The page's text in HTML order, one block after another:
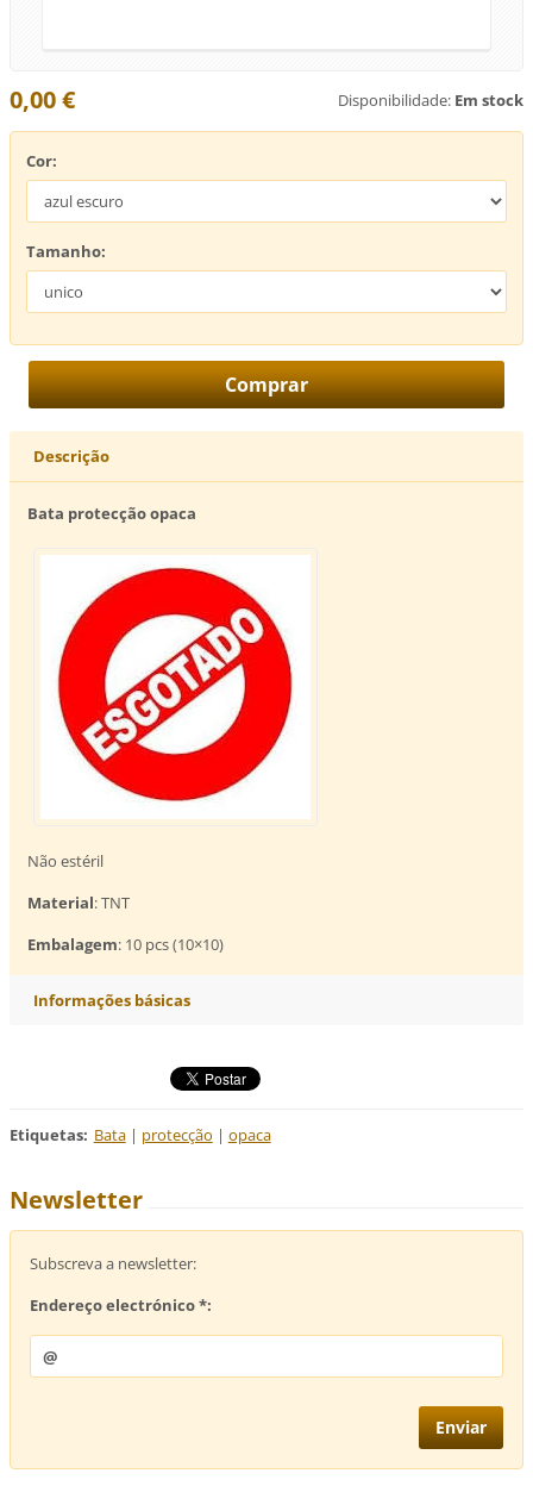
Disponibilidade: Em stock
0,00 €
Cor:
Tamanho:
Descrição
Bata protecção opaca
Não estéril
Material: TNT
Embalagem: 10 pcs (10×10)
Informações básicas
Etiquetas: Bata | protecção | opaca
Newsletter
Subscreva a newsletter:
Endereço electrónico *: